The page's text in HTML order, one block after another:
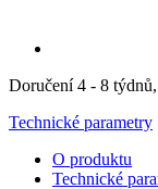
Doručení 4 - 8
Technické parametry
O produktu
Technické